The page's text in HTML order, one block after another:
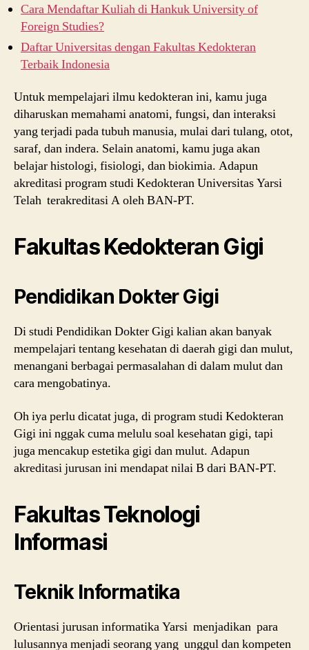
Cara Mendaftar Kuliah di Hankuk University of
Foreign Studies?
Daftar Universitas dengan Fakultas Kedokteran
Terbaik Indonesia
Untuk mempelajari ilmu kedokteran ini, kamu juga
diharuskan memahami anatomi, fungsi, dan interaksi
yang terjadi pada tubuh manusia, mulai dari tulang, otot,
saraf, dan indera. Selain anatomi, kamu juga akan
belajar histologi, fisiologi, dan biokimia. Adapun
akreditasi program studi Kedokteran Universitas Yarsi
Telah terakreditasi A oleh BAN-PT.
Fakultas Kedokteran Gigi
Pendidikan Dokter Gigi
Di studi Pendidikan Dokter Gigi kalian akan banyak
mempelajari tentang kesehatan di daerah gigi dan mulut,
menangani berbagai permasalahan di dalam mulut dan
cara mengobatinya.
Oh iya perlu dicatat juga, di program studi Kedokteran
Gigi ini nggak cuma melulu soal kesehatan gigi, tapi
juga mencakup estetika gigi dan mulut. Adapun
akreditasi jurusan ini mendapat nilai B dari BAN-PT.
Fakultas Teknologi
Informasi
Teknik Informatika
Orientasi jurusan informatika Yarsi menjadikan para
lulusannya menjadi seorang yang unggul dan kompeten